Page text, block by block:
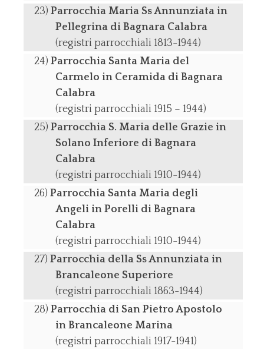
Parrocchia Maria Ss Annunziata in
Pellegrina di Bagnara Calabra
(registri parrocchiali 1813-1944)
Parrocchia Santa Maria del
Carmelo in Ceramida di Bagnara
Calabra
(registri parrocchiali 1915 – 1944)
Parrocchia S. Maria delle Grazie in
Solano Inferiore di Bagnara
Calabra
(registri parrocchiali 1910-1944)
Parrocchia Santa Maria degli
Angeli in Porelli di Bagnara
Calabra
(registri parrocchiali 1910-1944)
Parrocchia della Ss Annunziata in
Brancaleone Superiore
(registri parrocchiali 1863-1944)
Parrocchia di San Pietro Apostolo
in Brancaleone Marina
(registri parrocchiali 1917-1941)